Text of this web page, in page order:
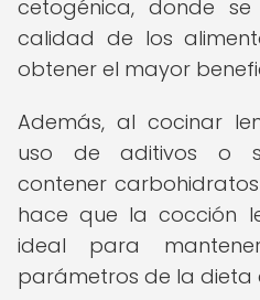
cetogénica, donde
calidad de los
obtener el mayor
Además, al cocinar
uso de aditivos o
contener
hace que la cocción
ideal para
parámetros de la dieta